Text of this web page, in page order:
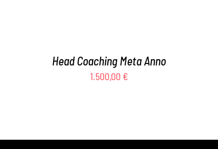
Head Coaching Meta Anno
1.500,00 €